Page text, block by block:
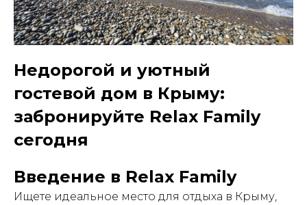
Недорогой и уютный
гостевой дом в Крыму:
забронируйте Relax Family
сегодня
Введение в Relax Family
Ищете идеальное место для отдыха в Крыму,